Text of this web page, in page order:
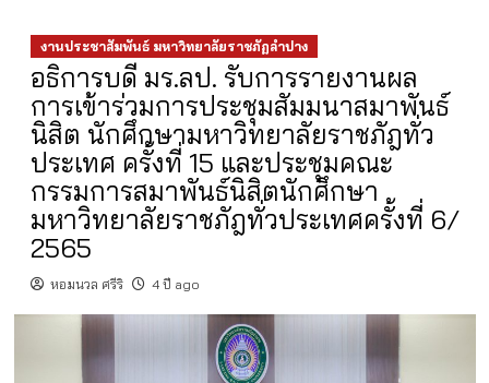
งานประชาสัมพันธ์ มหาวิทยาลัยราชภัฏลำปาง
อธิการบดี มร.ลป. รับการรายงานผล
การเข้าร่วมการประชุมสัมมนาสมาพันธ์
นิสิต นักศึกษามหาวิทยาลัยราชภัฎทั่ว
ประเทศ ครั้งที่ 15 และประชุมคณะ
กรรมการสมาพันธ์นิสิตนักศึกษา
มหาวิทยาลัยราชภัฎทั่วประเทศครั้งที่ 6/
2565
หอมนวล ศรีริ 4 ปี ago